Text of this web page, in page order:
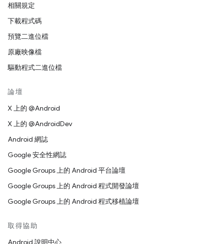
相關規定
下載程式碼
預覽二進位檔
原廠映像檔
驅動程式二進位檔
論壇
X 上的 @Android
X 上的 @AndroidDev
Android 網誌
Google 安全性網誌
Google Groups 上的 Android 平台論壇
Google Groups 上的 Android 程式開發論壇
Google Groups 上的 Android 程式移植論壇
取得協助
Android 說明中心